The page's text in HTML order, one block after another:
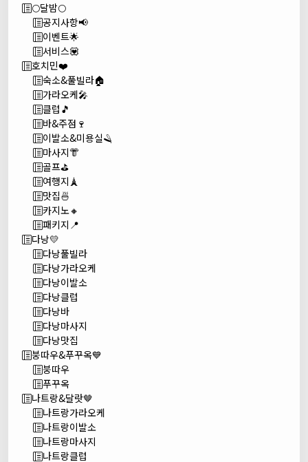
🌕달밤🌕
공지사항📢
이벤트🌟
서비스💟
호치민❤️
숙소&풀빌라🏠
가라오케🎤
클럽🎵
바&주점🍷
이발소&미용실🪒
마사지👘
골프⛳
여행지🗼
맛집🍜
카지노🔸
패키지📍
다낭💛
다낭풀빌라
다낭가라오케
다낭이발소
다낭클럽
다낭바
다낭마사지
다낭맛집
붕따우&푸꾸옥💙
붕따우
푸꾸옥
나트랑&달랏🤎
나트랑가라오케
나트랑이발소
나트랑마사지
나트랑클럽